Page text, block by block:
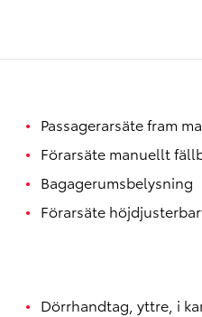
Passagerarsäte fram
Förarsäte manuellt
Bagagerumsbelysning
Förarsäte
Dörrhandtag, yttre, i